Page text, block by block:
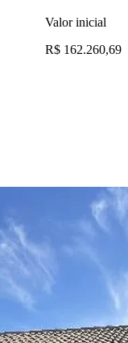
Valor inicial
R$ 162.260,69